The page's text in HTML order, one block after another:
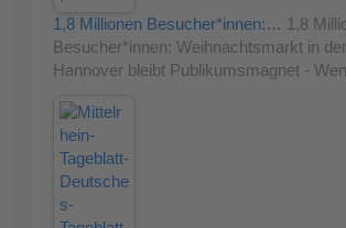
1,8 Millionen Besucher*innen:… 1,8
Besucher*innen: Weihnachtsmarkt in
Hannover bleibt Publikumsmagnet -